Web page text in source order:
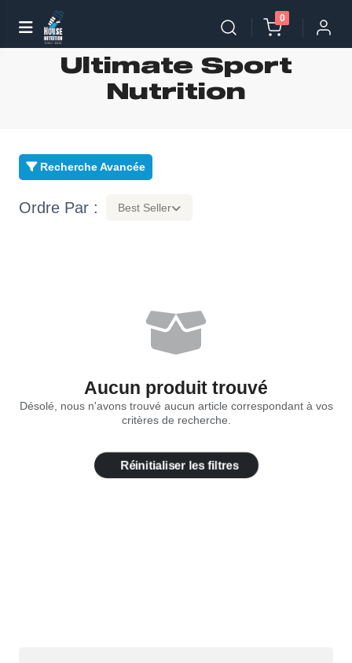
0
Ultimate Sport
Nutrition
Recherche Avancée
Ordre Par : Best Seller
Aucun produit trouvé
Désolé, nous n'avons trouvé aucun article correspondant à vos
critères de recherche.
Réinitialiser les filtres